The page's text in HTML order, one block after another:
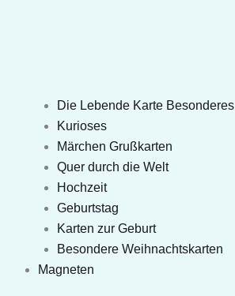
Die Lebende Karte Besonderes
Kurioses
Märchen Grußkarten
Quer durch die Welt
Hochzeit
Geburtstag
Karten zur Geburt
Besondere Weihnachtskarten
Magneten